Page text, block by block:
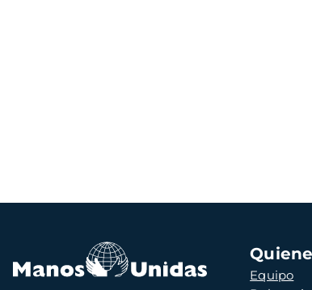
Navegación
principal
Equipo